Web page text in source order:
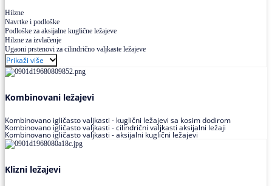
Hilzne
Navrtke i podloške
Podloške za aksijalne kuglične ležajeve
Hilzne za izvlačenje
Ugaoni prstenovi za cilindrično valjkaste ležajeve
Prikaži više
Kombinovani ležajevi
Kombinovano igličasto valjkasti - kuglični ležajevi sa kosim dodirom
Kombinovano igličasto valjkasti - cilindrični valjkasti aksijalni ležaji
Kombinovano igličasto valjkasti - aksijalni kuglični ležajevi
Klizni ležajevi